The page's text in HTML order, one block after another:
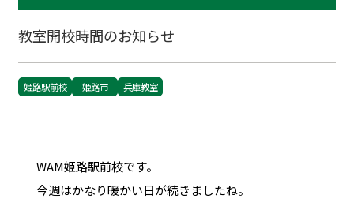
教室開校時間のお知らせ
姫路駅前校 姫路市 兵庫教室
WAM姫路駅前校です。
今週はかなり暖かい日が続きましたね。